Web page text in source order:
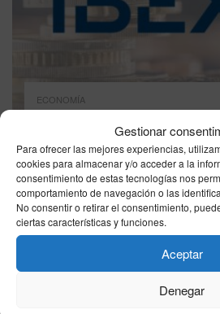
Gestionar
Para ofrecer las mejores experiencias,
cookies para almacenar y/o acceder a la
consentimiento de estas tecnologías nos
comportamiento de navegación o las
No consentir o retirar el consentimiento,
ciertas características y funciones.
Aceptar
Denegar
ECONOMÍA
alza y roza los 20.279 puntos
06/08/2026